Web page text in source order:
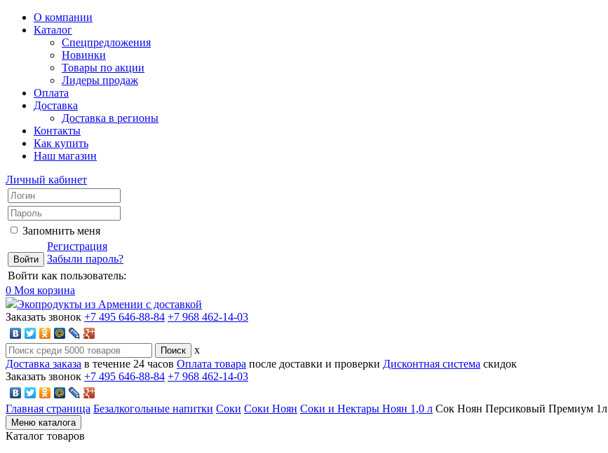
О компании
Каталог
Спецпредложения
Новинки
Товары по акции
Лидеры продаж
Оплата
Доставка
Доставка в регионы
Контакты
Как купить
Наш магазин
Личный кабинет
Запомнить меня
Регистрация
Забыли пароль?
Войти как пользователь:
0 Моя корзина
Экопродукты из Армении с доставкой
Заказать звонок +7 495 646-88-84 +7 968 462-14-03
x
Доставка заказа в течение 24 часов Оплата товара после доставки и проверки Дисконтная система скидок
Заказать звонок +7 495 646-88-84 +7 968 462-14-03
Главная страница Безалкогольные напитки Соки Соки Ноян Соки и Нектары Ноян 1,0 л Сок Ноян Персиковый Премиум 1л
Меню каталога
Каталог товаров